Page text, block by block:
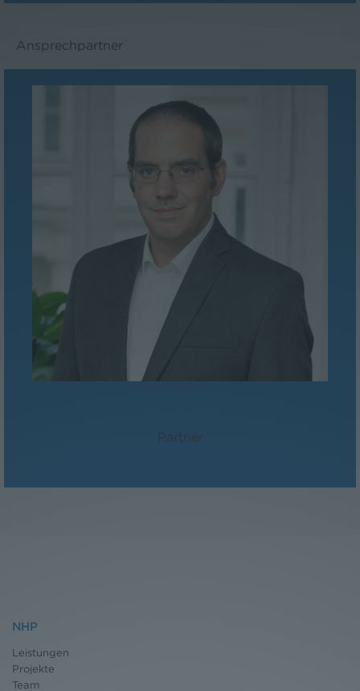
Ansprechpartner
Partner
NHP
Leistungen
Projekte
Team